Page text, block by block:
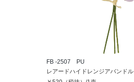
FB -2507 PU
レアードハイドレンジアバンドル